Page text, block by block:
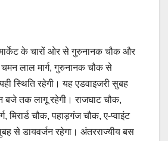
के चारों ओर से गुरुनानक चौक और
लाल मार्ग, गुरुनानक चौक से
स्थिति रहेगी। यह एडवाइजरी सुबह
बजे तक लागू रहेगी। राजघाट चौक,
मिरार्ड चौक, पहाड़गंज चौक, ए-प्वाइंट
से डायवर्जन रहेगा। अंतरराज्यीय बस